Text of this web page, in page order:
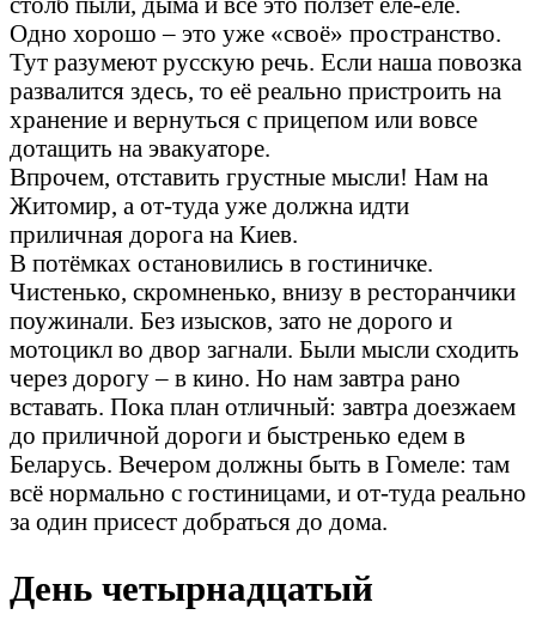
Одно хорошо – это уже «своё» пространство.
Тут разумеют русскую речь. Если наша повозка
развалится здесь, то её реально пристроить на
хранение и вернуться с прицепом или вовсе
дотащить на эвакуаторе.
Впрочем, отставить грустные мысли! Нам на
Житомир, а от-туда уже должна идти
приличная дорога на Киев.
В потёмках остановились в гостиничке.
Чистенько, скромненько, внизу в ресторанчики
поужинали. Без изысков, зато не дорого и
мотоцикл во двор загнали. Были мысли сходить
через дорогу – в кино. Но нам завтра рано
вставать. Пока план отличный: завтра доезжаем
до приличной дороги и быстренько едем в
Беларусь. Вечером должны быть в Гомеле: там
всё нормально с гостиницами, и от-туда реально
за один присест добраться до дома.
День четырнадцатый